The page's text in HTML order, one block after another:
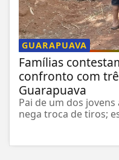
GUARAPUAVA
Famílias
confronto com
Guarapuava
Pai de um dos
nega troca de tiros;